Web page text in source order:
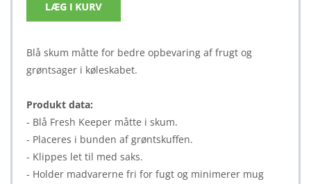
Blå skum måtte for bedre opbevaring af frugt og
grøntsager i køleskabet.
Produkt data:
- Blå Fresh Keeper måtte i skum.
- Placeres i bunden af grøntskuffen.
- Klippes let til med saks.
- Holder madvarerne fri for fugt og minimerer mug